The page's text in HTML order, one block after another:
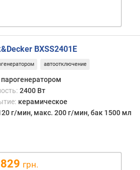
BXSS2401E
автоотключение
парогенератором
2400 Вт
керамическое
г/мин, макс. 200 г/мин, бак 1500 мл
грн.